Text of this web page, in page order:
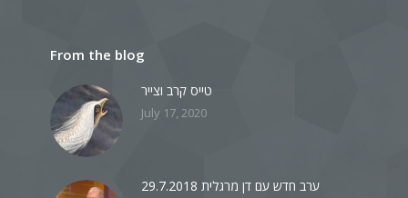
From the blog
טייס קרב וצייר
July 17, 2020
ערב חדש עם דן מרגלית 29.7.2018